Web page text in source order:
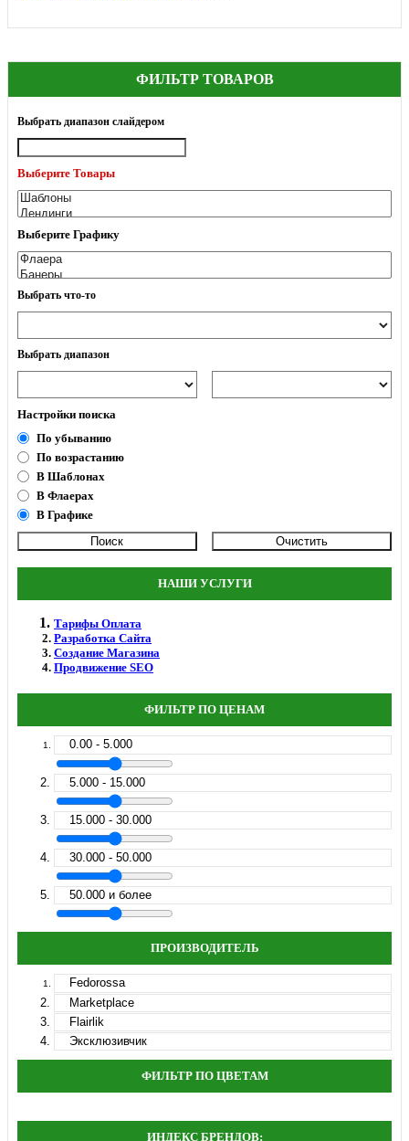
ФИЛЬТР ТОВАРОВ
Выбрать диапазон слайдером
Выберите Товары
Выберите Графику
Выбрать что-то
Выбрать диапазон
Настройки поиска
По убыванию
По возрастанию
В Шаблонах
В Флаерах
В Графике
НАШИ УСЛУГИ
Тарифы Оплата
Разработка Сайта
Создание Магазина
Продвижение SEO
ФИЛЬТР ПО ЦЕНАМ
0.00 - 5.000
5.000 - 15.000
15.000 - 30.000
30.000 - 50.000
50.000 и более
ПРОИЗВОДИТЕЛЬ
Fedorossa
Marketplace
Flairlik
Эксклюзивчик
ФИЛЬТР ПО ЦВЕТАМ
ИНДЕКС БРЕНДОВ: